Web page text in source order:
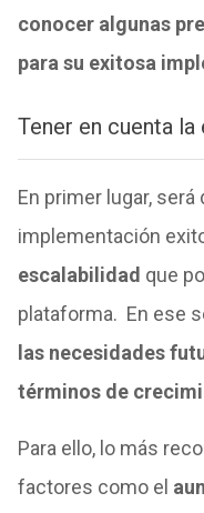
conocer algunas
para su exitosa
Tener en cuenta
En primer lugar,
implementación
escalabilidad que
plataforma. En ese
las necesidades
términos de
Para ello, lo más
factores como el